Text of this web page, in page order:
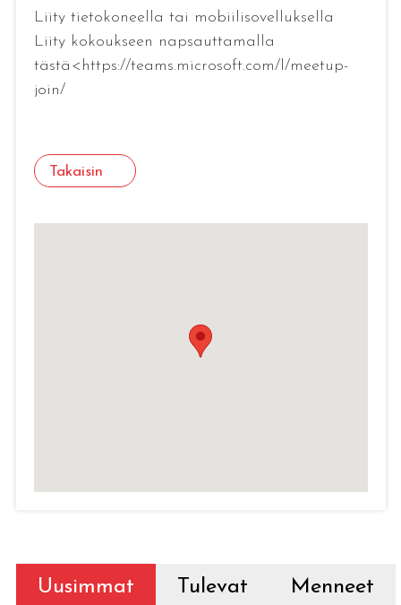
Liity tietokoneella tai mobiilisovelluksella
Liity kokoukseen napsauttamalla
tästä<https://teams.microsoft.com/l/meetup-
join/
Takaisin
Uusimmat Tulevat Menneet